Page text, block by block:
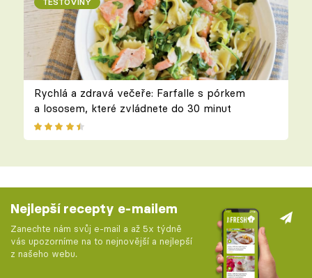
Rychlá a zdravá večeře: Farfalle s pórkem
a lososem, které zvládnete do 30 minut
Nejlepší recepty e-mailem
Zanechte nám svůj e-mail a až 5x týdně
vás upozorníme na to nejnovější a nejlepší
z našeho webu.